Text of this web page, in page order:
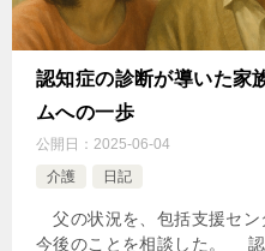
認知症の診断が導いた家
ムへの一歩
公開日： 2025-06-04
介護
日記
父の状況を、包括支援セン
今後のことを相談した。 認